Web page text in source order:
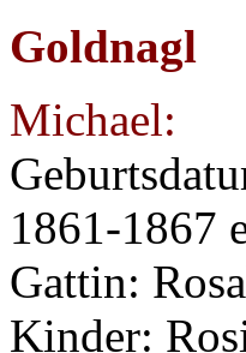
Goldnagl
Michael:
1861-1867
Gattin:
Kinder: